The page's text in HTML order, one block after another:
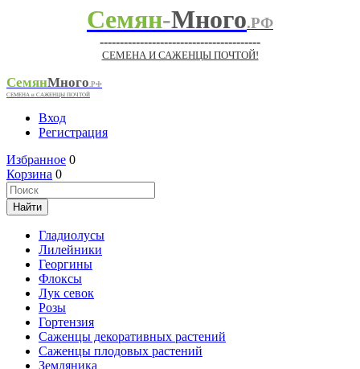
Семян-Много.РФ
----------------------------------------
СЕМЕНА И САЖЕНЦЫ ПОЧТОЙ!
СемянМного.РФ
СЕМЕНА и САЖЕНЦЫ ПОЧТОЙ
Вход
Регистрация
Избранное 0
Корзина 0
Гладиолусы
Лилейники
Георгины
Флоксы
Лук севок
Розы
Гортензия
Саженцы декоративных растений
Саженцы плодовых растений
Земляника